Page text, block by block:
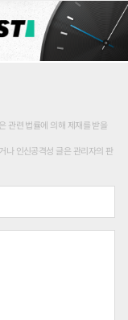
관련 법률에 의해 제재를 받을
나 인신공격성 글은 관리자의 판